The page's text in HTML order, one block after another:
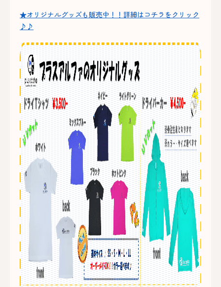
★オリジナルグッズも販売中！！詳細はコチラをクリック
♪♪